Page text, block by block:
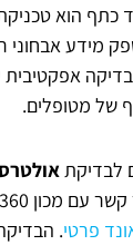
כתף הוא
מידע אבחוני
אפקטיבית
של מטופלים.
לבדיקת
פרטי.